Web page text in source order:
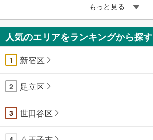
もっと見る
人気のエリアをランキングから探す
1 新宿区
2 足立区
3 世田谷区